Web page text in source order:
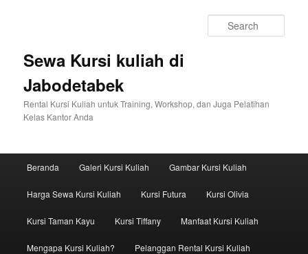
Sewa Kursi kuliah di
Jabodetabek
Rental Kursi Kuliah untuk Training, Workshop, dan Juga Pelatihan
Kelas Kantor Anda
Skip to primary content
Skip to secondary content
Beranda Galeri Kursi Kuliah Gambar Kursi Kuliah
Harga Sewa Kursi Kuliah Kursi Futura Kursi Olivia
Kursi Taman Kayu Kursi Tiffany Manfaat Kursi Kuliah
Mengapa Kursi Kuliah? Pelanggan Rental Kursi Kuliah